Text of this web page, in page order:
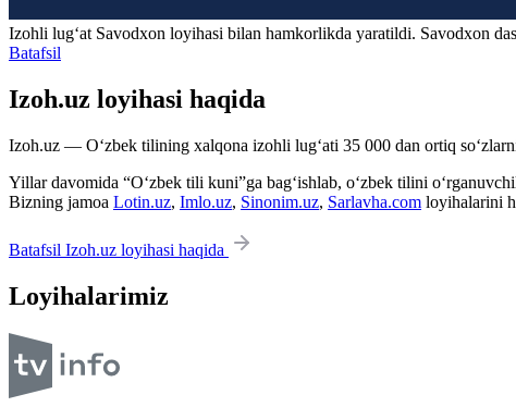
Izohli lugʻat Savodxon loyihasi bilan hamkorlikda yaratildi. Savodxon
Batafsil
Izoh.uz loyihasi haqida
Izoh.uz — O‘zbek tilining xalqona izohli lug‘ati 35 000 dan ortiq
Yillar davomida “O‘zbek tili kuni”ga bag‘ishlab, o‘zbek tilini
Bizning jamoa Lotin.uz, Imlo.uz, Sinonim.uz, Sarlavha.com loyihalarini
Batafsil Izoh.uz loyihasi haqida
Loyihalarimiz